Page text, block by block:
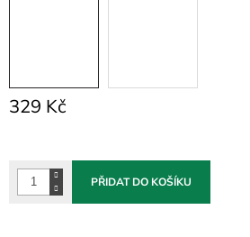
329 Kč
PŘIDAT DO KOŠÍKU